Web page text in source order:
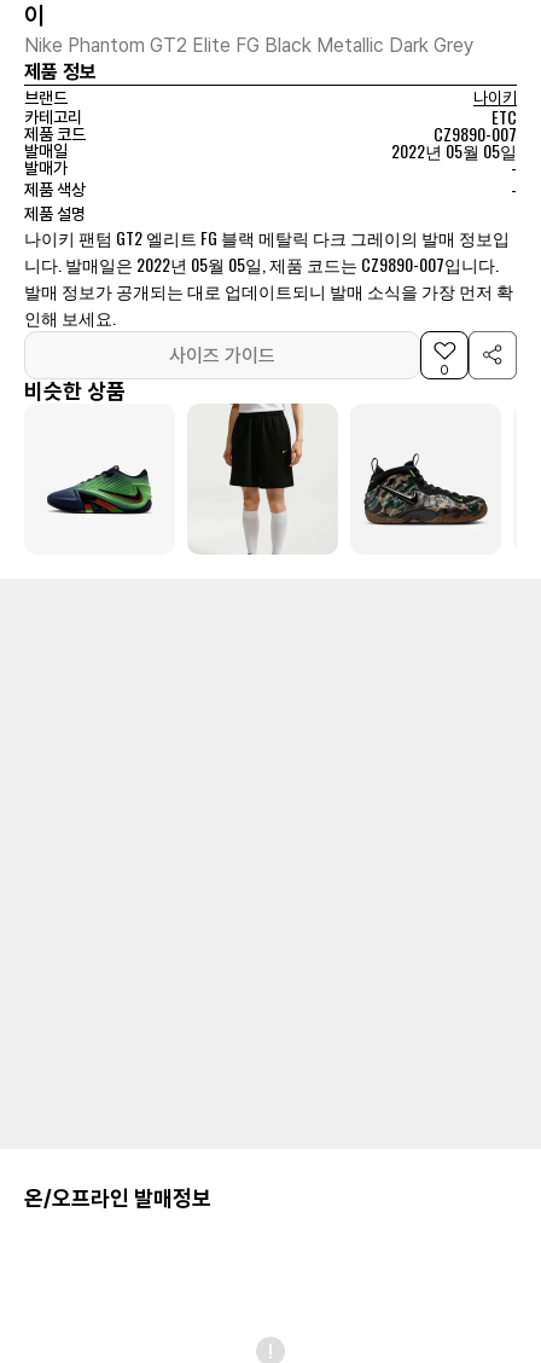
이
Nike Phantom GT2 Elite FG Black Metallic Dark Grey
제품 정보
브랜드
나이키
카테고리
ETC
제품 코드 CZ9890-007
발매일 2022년 05월 05일
발매가 -
제품 색상 -
제품 설명
나이키 팬텀 GT2 엘리트 FG 블랙 메탈릭 다크 그레이의 발매 정보입
니다. 발매일은 2022년 05월 05일, 제품 코드는 CZ9890-007입니다.
발매 정보가 공개되는 대로 업데이트되니 발매 소식을 가장 먼저 확
인해 보세요.
사이즈 가이드
0
비슷한 상품
온/오프라인 발매정보